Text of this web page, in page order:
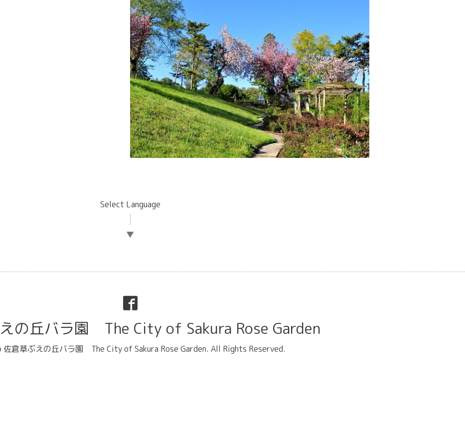
Select Language
▼
の丘バラ園 The City of Sakura Rose Garden
佐倉草ぶえの丘バラ園 The City of Sakura Rose Garden. All Rights Reserved.